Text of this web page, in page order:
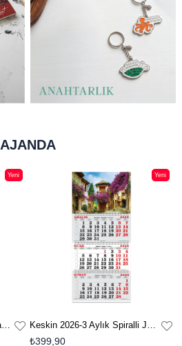
AJANDA
Keskin 2026-20*28 Spiralli Haftalık Ajanda-Siyah
Yeni
₺399,90
Yeni